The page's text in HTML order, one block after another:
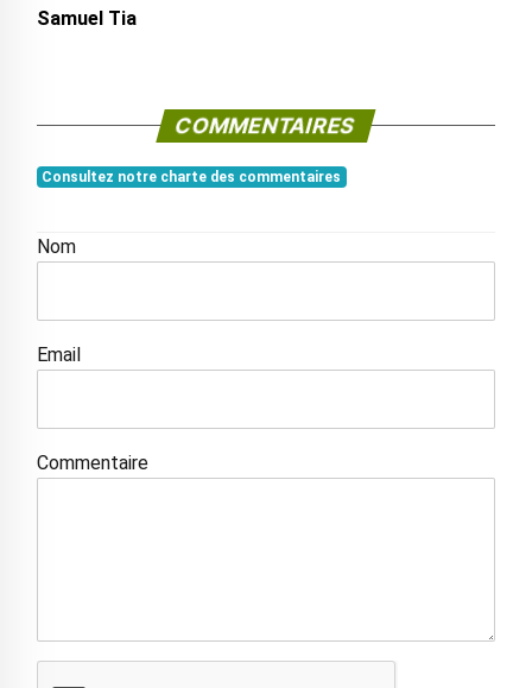
Samuel Tia
COMMENTAIRES
Consultez notre charte des commentaires
Nom
Email
Commentaire